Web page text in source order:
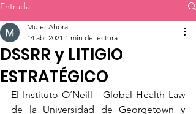
Entrada
DSSRR y LITIGIO
ESTRATÉGICO
Mujer Ahora
14 abr 2021 1 min de lectura
El Instituto O´Neill - Global Health Law
de la Universidad de Georgetown y